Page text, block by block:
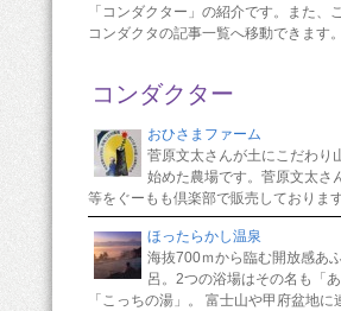
「コンダクター」の紹介です。また、
コンダクタの記事一覧へ移動できます。
コンダクター
おひさまファーム
菅原文太さんが土にこだわり
始めた農場です。菅原文太さ
等をぐーもも倶楽部で販売しております
ほったらかし温泉
海抜700ｍから臨む開放感あ
呂。2つの浴場はその名も「
「こっちの湯」。 富士山や甲府盆地に